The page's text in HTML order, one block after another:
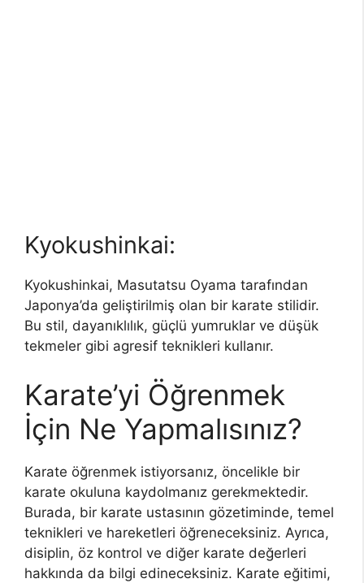
Kyokushinkai:
Kyokushinkai, Masutatsu Oyama tarafından
Japonya’da geliştirilmiş olan bir karate stilidir.
Bu stil, dayanıklılık, güçlü yumruklar ve düşük
tekmeler gibi agresif teknikleri kullanır.
Karate’yi Öğrenmek
İçin Ne Yapmalısınız?
Karate öğrenmek istiyorsanız, öncelikle bir
karate okuluna kaydolmanız gerekmektedir.
Burada, bir karate ustasının gözetiminde, temel
teknikleri ve hareketleri öğreneceksiniz. Ayrıca,
disiplin, öz kontrol ve diğer karate değerleri
hakkında da bilgi edineceksiniz. Karate eğitimi,